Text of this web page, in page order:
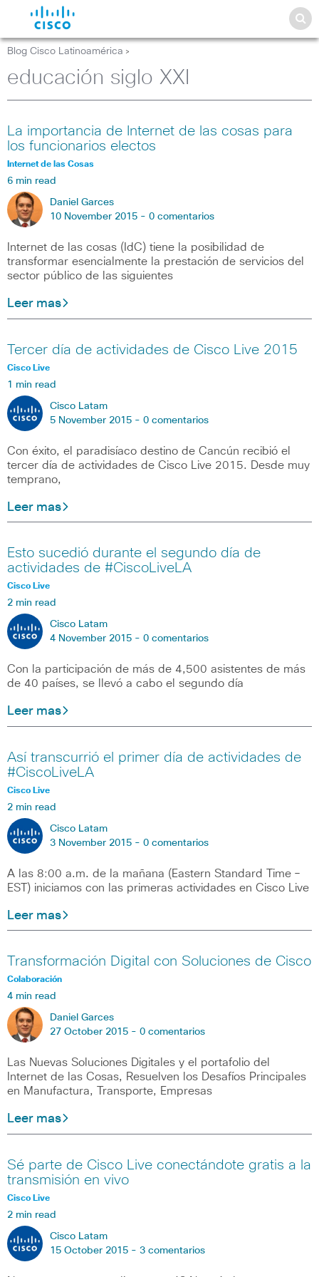
Blog Cisco Latinoamérica >
educación siglo XXI
La importancia de Internet de las cosas para
los funcionarios electos
Internet de las Cosas
6 min read
Daniel Garces
10 November 2015 - 0 comentarios
Internet de las cosas (IdC) tiene la posibilidad de
transformar esencialmente la prestación de servicios del
sector público de las siguientes
Leer mas
Tercer día de actividades de Cisco Live 2015
Cisco Live
1 min read
Cisco Latam
5 November 2015 - 0 comentarios
Con éxito, el paradisíaco destino de Cancún recibió el
tercer día de actividades de Cisco Live 2015. Desde muy
temprano,
Leer mas
Esto sucedió durante el segundo día de
actividades de #CiscoLiveLA
Cisco Live
2 min read
Cisco Latam
4 November 2015 - 0 comentarios
Con la participación de más de 4,500 asistentes de más
de 40 países, se llevó a cabo el segundo día
Leer mas
Así transcurrió el primer día de actividades de
#CiscoLiveLA
Cisco Live
2 min read
Cisco Latam
3 November 2015 - 0 comentarios
A las 8:00 a.m. de la mañana (Eastern Standard Time –
EST) iniciamos con las primeras actividades en Cisco Live
Leer mas
Transformación Digital con Soluciones de Cisco
Colaboración
4 min read
Daniel Garces
27 October 2015 - 0 comentarios
Las Nuevas Soluciones Digitales y el portafolio del
Internet de las Cosas, Resuelven los Desafíos Principales
en Manufactura, Transporte, Empresas
Leer mas
Sé parte de Cisco Live conectándote gratis a la
transmisión en vivo
Cisco Live
2 min read
Cisco Latam
15 October 2015 - 3 comentarios